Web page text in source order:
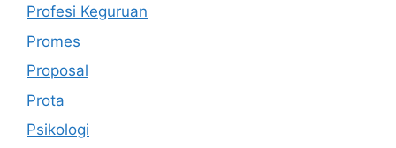
Profesi Keguruan
Promes
Proposal
Prota
Psikologi